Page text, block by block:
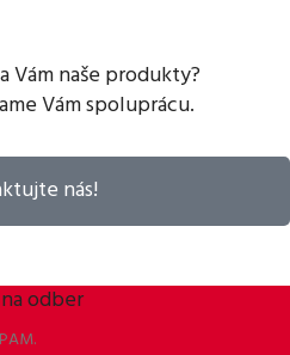
Vám naše produkty?
Vám spoluprácu.
nás!
odber